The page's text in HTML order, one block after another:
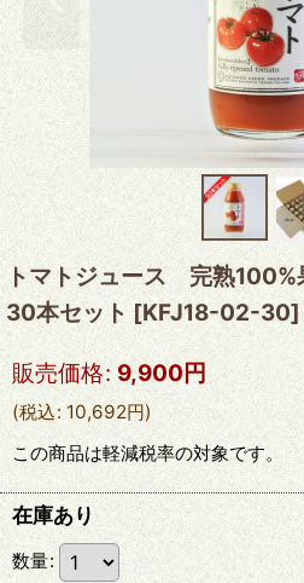
トマトジュース 完熟
30本セット [KFJ18-02-30]
販売価格: 9,900 円
(税込: 10,692円)
この商品は軽減税率の対象です。
在庫あり
数量: